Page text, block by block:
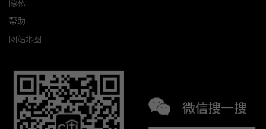
帮助
网站地图